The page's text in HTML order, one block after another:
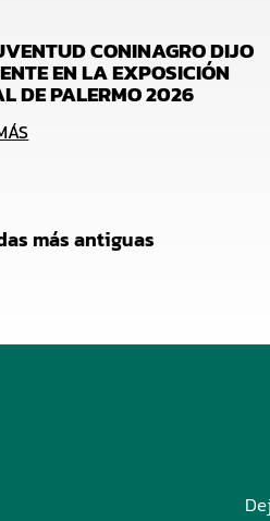
CONINAGRO DIJO
EN LA EXPOSICIÓN
DE PALERMO 2026
más antiguas